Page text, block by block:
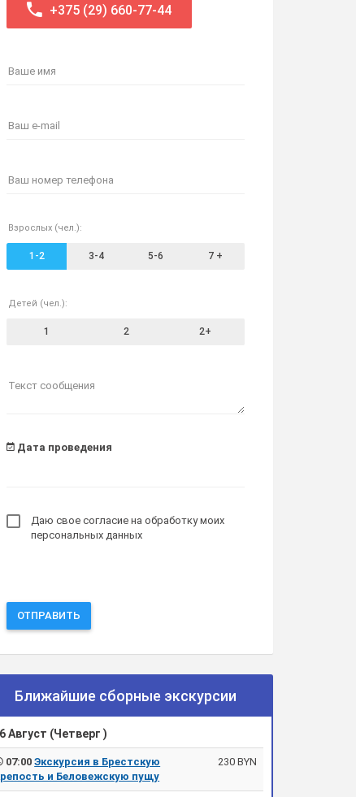
+375 (29) 660-77-44
Ваше имя
Ваш e-mail
Ваш номер телефона
Взрослых (чел.):
1-2 3-4 5-6 7 +
Детей (чел.):
1 2 2+
Текст сообщения
Дата проведения
Даю свое согласие на обработку моих
персональных данных
ОТПРАВИТЬ
Ближайшие сборные экскурсии
6 Август (Четверг )
07:00Экскурсия в Брестскую
и Беловежскую пущу
230 BYN